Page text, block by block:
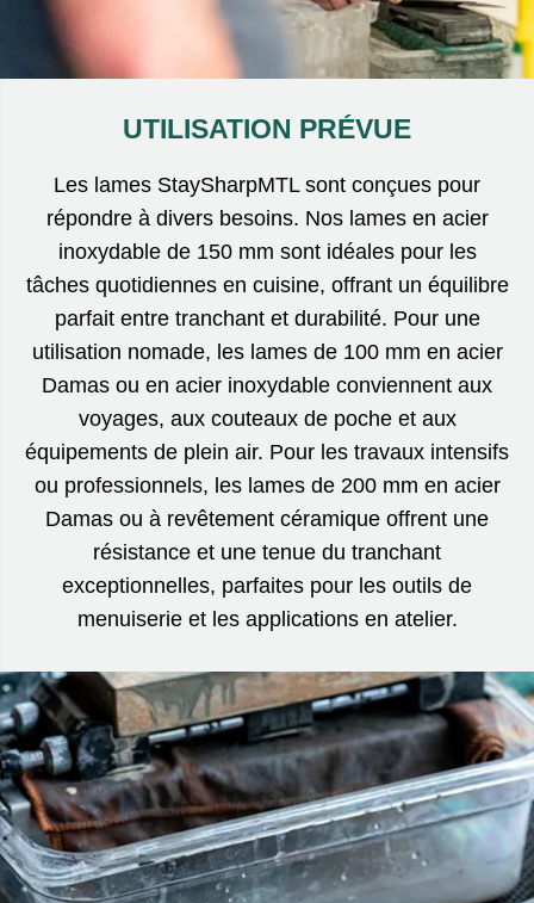
UTILISATION PRÉVUE
Les lames StaySharpMTL sont conçues pour
répondre à divers besoins. Nos lames en acier
inoxydable de 150 mm sont idéales pour les
tâches quotidiennes en cuisine, offrant un équilibre
parfait entre tranchant et durabilité. Pour une
utilisation nomade, les lames de 100 mm en acier
Damas ou en acier inoxydable conviennent aux
voyages, aux couteaux de poche et aux
équipements de plein air. Pour les travaux intensifs
ou professionnels, les lames de 200 mm en acier
Damas ou à revêtement céramique offrent une
résistance et une tenue du tranchant
exceptionnelles, parfaites pour les outils de
menuiserie et les applications en atelier.